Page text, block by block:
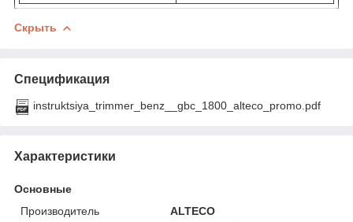
Скрыть
Спецификация
instruktsiya_trimmer_benz__gbc_1800_alteco_promo.pdf
Характеристики
Основные
Производитель
ALTECO